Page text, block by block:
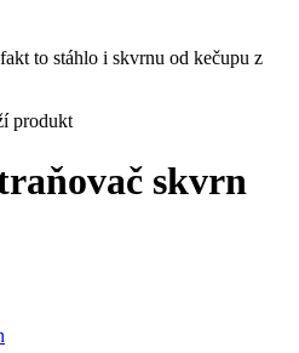
to stáhlo i skvrnu od kečupu z
produkt
skvrn